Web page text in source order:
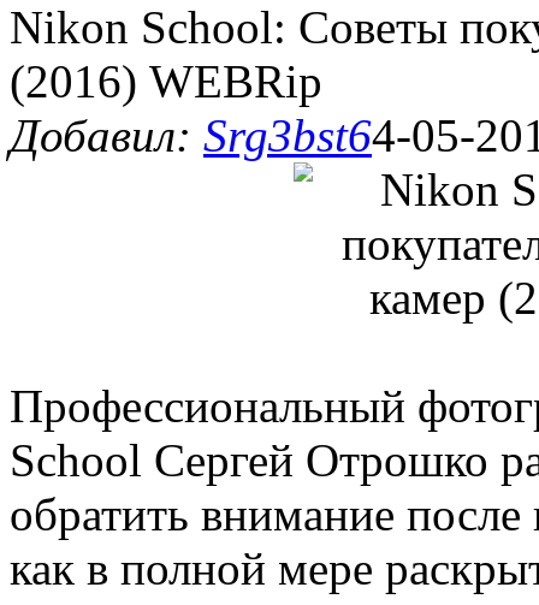
Nikon School: Советы
(2016) WEBRip
Добавил: Srg3bst64-05-
Профессиональный
School Сергей Отрошко
обратить внимание
как в полной мере